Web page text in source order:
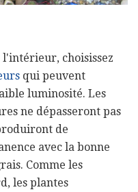
l'intérieur, choisissez
qui peuvent
luminosité. Les
ne dépasseront pas
de
avec la bonne
Comme les
les plantes